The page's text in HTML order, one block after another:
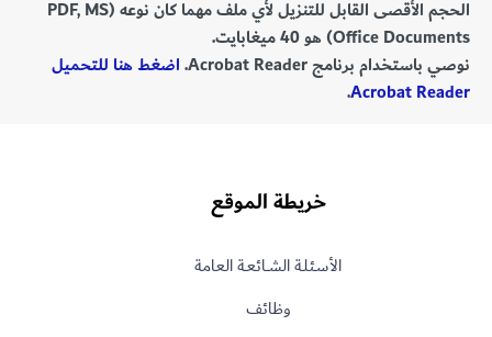
الحجم الأقصى القابل للتنزيل لأي ملف مهما كان نوعه (PDF, MS
Office Documents) هو 40 ميغابايت.
نوصي باستخدام برنامج Acrobat Reader.
اضغط هنا للتحميل
Acrobat Reader
.
خريطة الموقع
الأسـئلـة الشــائعـة العامة
وظائف